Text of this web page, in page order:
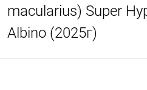
macularius) Super
Albino (2025г)